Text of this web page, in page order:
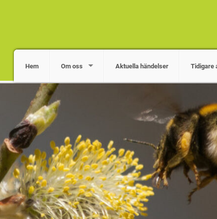
Hem Om oss Aktuella händelser Tidigare